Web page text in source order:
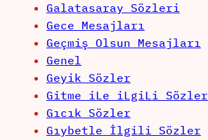
Galatasaray Sözleri
Gece Mesajları
Geçmiş Olsun Mesajları
Genel
Geyik Sözler
Gitme iLe iLgiLi Sözler
Gıcık Sözler
Gıybetle İlgili Sözler